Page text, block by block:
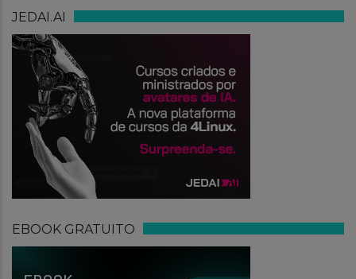
JEDAI.AI
EBOOK GRATUITO